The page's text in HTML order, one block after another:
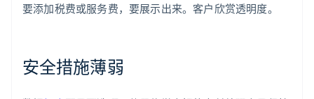
要添加税费或服务费，要展示出来。客户欣赏透明度。
安全措施薄弱